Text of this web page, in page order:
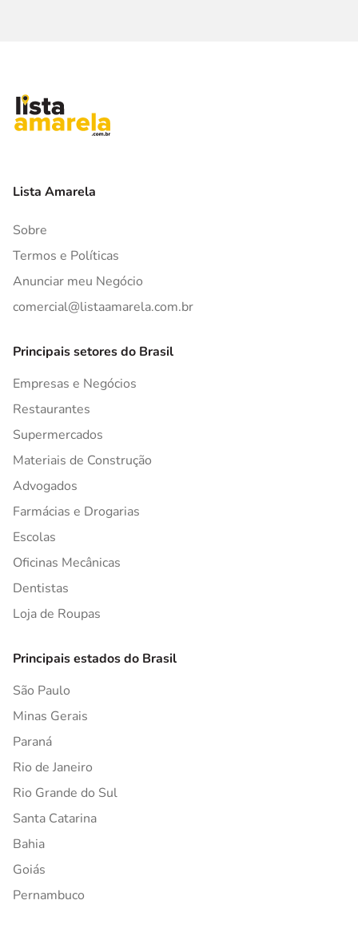
Lista Amarela
Sobre
Termos e Políticas
Anunciar meu Negócio
comercial@listaamarela.com.br
Principais setores do Brasil
Empresas e Negócios
Restaurantes
Supermercados
Materiais de Construção
Advogados
Farmácias e Drogarias
Escolas
Oficinas Mecânicas
Dentistas
Loja de Roupas
Principais estados do Brasil
São Paulo
Minas Gerais
Paraná
Rio de Janeiro
Rio Grande do Sul
Santa Catarina
Bahia
Goiás
Pernambuco